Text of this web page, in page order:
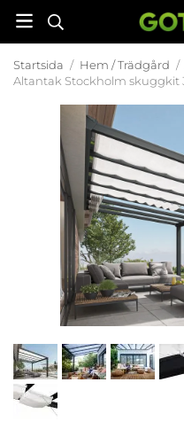
Startsida / Hem / Trädgård /
Altantak Stockholm skuggkit